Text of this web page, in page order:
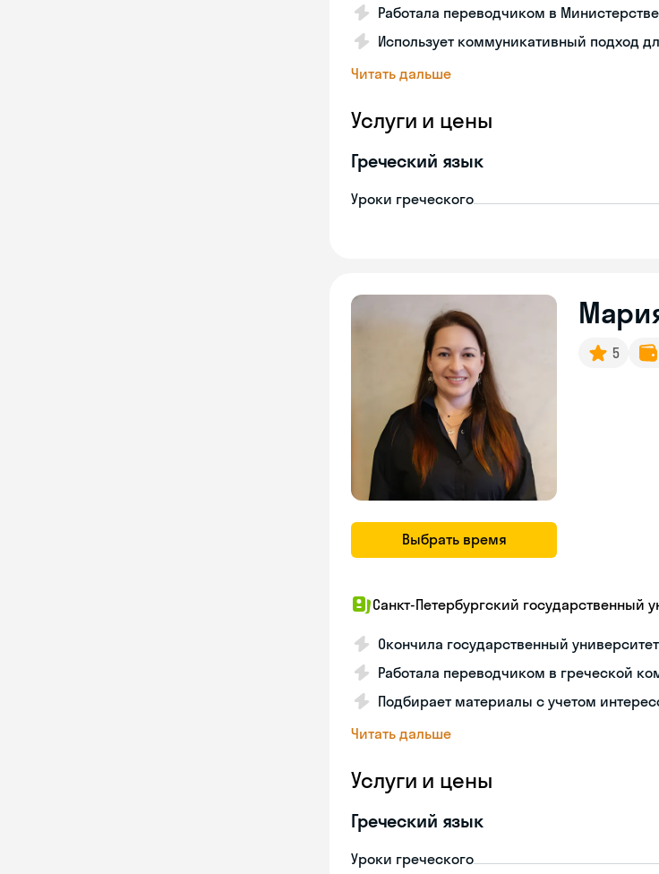
Работала переводчиком в
Использует коммуникативный подход
Читать дальше
Услуги и цены
Греческий язык
Уроки греческого
Выбрать время
5
Санкт-Петербургский государственный
Окончила государственный
Работала переводчиком в греческой
Подбирает материалы с учетом
Читать дальше
Услуги и цены
Греческий язык
Уроки греческого